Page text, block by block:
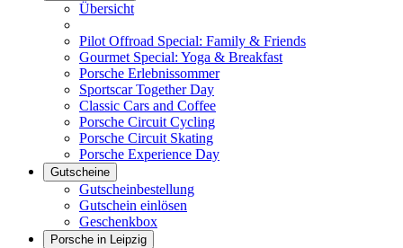
Übersicht
Pilot Offroad Special: Family & Friends
Gourmet Special: Yoga & Breakfast
Porsche Erlebnissommer
Sportscar Together Day
Classic Cars and Coffee
Porsche Circuit Cycling
Porsche Circuit Skating
Porsche Experience Day
Gutscheine
Gutscheinbestellung
Gutschein einlösen
Geschenkbox
Porsche in Leipzig